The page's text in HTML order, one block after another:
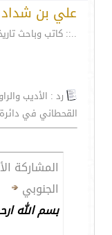
علي بن
..:: كاتب وباحث
رد : الأديب
القحطاني في
المشاركة
الجنوبي
بسم الله